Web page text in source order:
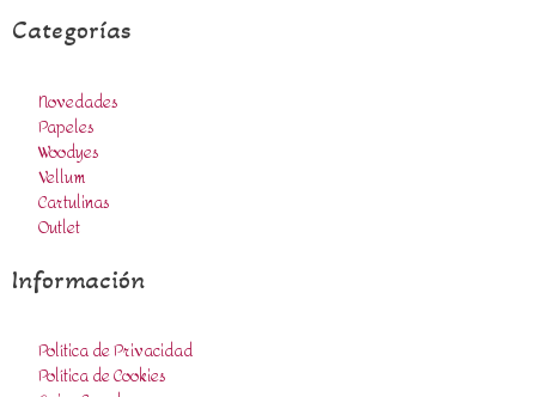
Categorías
Novedades
Papeles
Woodyes
Vellum
Cartulinas
Outlet
Información
Política de Privacidad
Política de Cookies